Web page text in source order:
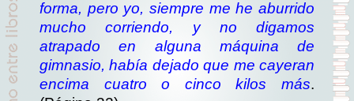
forma, pero yo, siempre me he aburrido
mucho corriendo, y no digamos
atrapado en alguna máquina de
gimnasio, había dejado que me cayeran
encima cuatro o cinco kilos más.